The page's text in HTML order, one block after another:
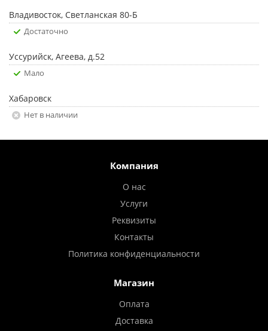
Владивосток, Светланская 80-Б
Достаточно
Уссурийск, Агеева, д.52
Мало
Хабаровск
Нет в наличии
Компания
О нас
Услуги
Реквизиты
Контакты
Политика конфиденциальности
Магазин
Оплата
Доставка